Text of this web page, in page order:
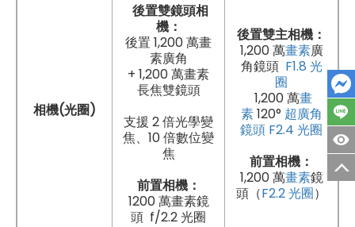
相機(光圈)
後置雙鏡頭相
機：
後置 1,200 萬畫
素廣角
+ 1,200 萬畫素
長焦雙鏡頭
支援 2 倍光學變
焦、10 倍數位變
焦
前置相機：
1200 萬畫素鏡
頭 f/2.2 光圈
後置雙主相機：
1,200 萬畫素廣
角鏡頭 F1.8 光
圈
1,200 萬畫
素120° 超廣角
鏡頭 F2.4 光圈
前置相機：
1,200 萬畫素鏡
頭（F2.2 光圈）